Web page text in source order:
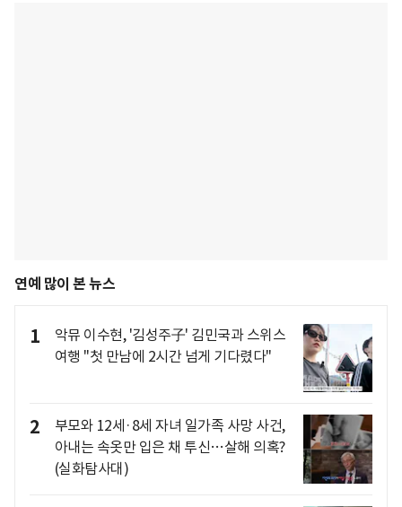
연예 많이 본 뉴스
1
악뮤 이수현, '김성주子' 김민국과 스위스
여행 "첫 만남에 2시간 넘게 기다렸다"
2
부모와 12세·8세 자녀 일가족 사망 사건,
아내는 속옷만 입은 채 투신…살해 의혹?
(실화탐사대)